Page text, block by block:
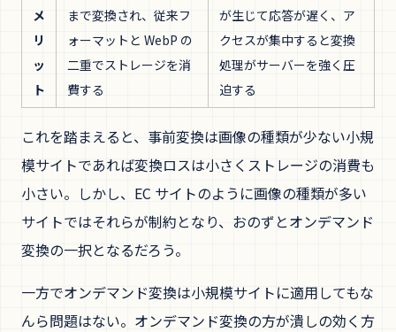
メ
リ
ッ
ト
まで変換され、従来フ
ォーマットと WebP の
二重でストレージを消
費する
が生じて応答が遅く、ア
クセスが集中すると変換
処理がサーバーを強く圧
迫する
これを踏まえると、事前変換は画像の種類が少ない小規
模サイトであれば変換ロスは小さくストレージの消費も
小さい。しかし、EC サイトのように画像の種類が多い
サイトではそれらが制約となり、おのずとオンデマンド
変換の一択となるだろう。
一方でオンデマンド変換は小規模サイトに適用してもな
んら問題はない。オンデマンド変換の方が潰しの効く方